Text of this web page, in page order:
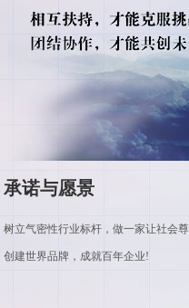
承诺与愿景
树立气密性行业标杆，做一家让社会
创建世界品牌，成就百年企业!